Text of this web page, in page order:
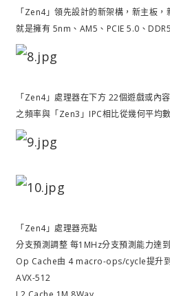
「Zen4」領先設計的新架構，新主板
就是擁有 5nm、AM5、PCIE 5.0、
「Zen4」處理器在下方 22個遊戲或內
之頻率與「Zen3」IPC相比從幾何平均
「Zen4」處理器亮點
分支預測調整 每1MHz分支預測能力達
Op Cache由 4 macro-ops/cycle提升
AVX-512